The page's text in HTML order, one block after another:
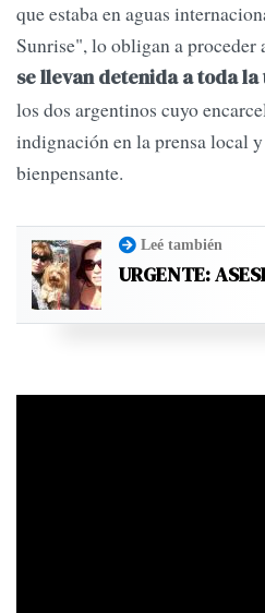
que estaba en aguas
Sunrise", lo obligan a
se llevan detenida a toda
los dos argentinos cuyo
indignación en la prensa local
bienpensante.
Leé también
URGENTE: